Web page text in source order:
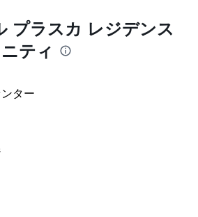
プラスカ レジデンス
ティ
ター